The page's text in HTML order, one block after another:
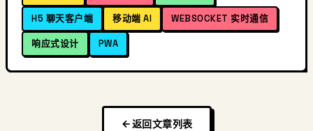
H5 聊天客户端 移动端 AI WEBSOCKET 实时通信
响应式设计 PWA
返回文章列表